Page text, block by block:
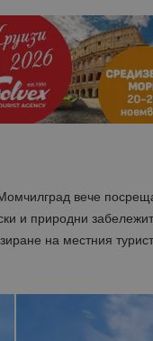
вече
и природни
на местния